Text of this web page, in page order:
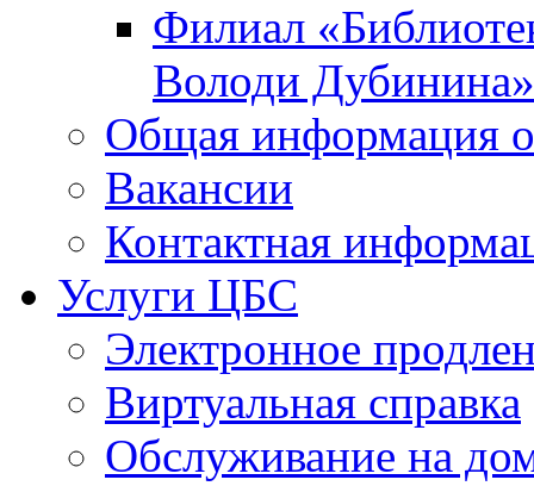
Филиал
Володи Дубинина»
Общая информация
Вакансии
Контактная
Услуги ЦБС
Электронное
Виртуальная справка
Обслуживание на